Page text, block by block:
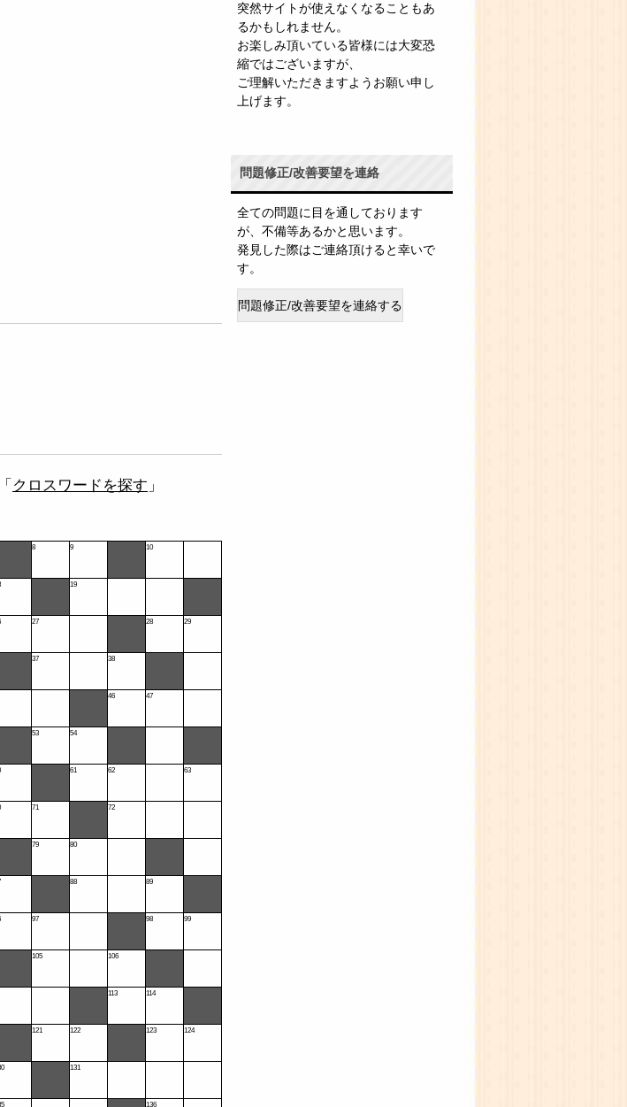
クロスワードを探す 」
8 9 10
19
27 28 29
37 38
46 47
53 54
61 62 63
71 72
79 80
88 89
97 98 99
105 106
113 114
121 122 123 124
131
136
突然サイトが使えなくなることもあ
るかもしれません。
お楽しみ頂いている皆様には大変恐
縮ではございますが、
ご理解いただきますようお願い申し
上げます。
問題修正/改善要望を連絡
全ての問題に目を通しております
が、不備等あるかと思います。
発見した際はご連絡頂けると幸いで
す。
問題修正/改善要望を連絡する